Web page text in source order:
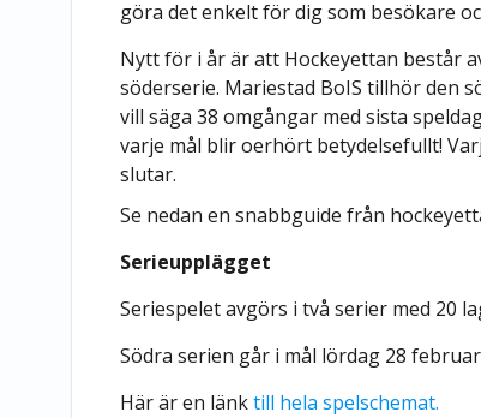
göra det enkelt för dig som besökare
Nytt för i år är att Hockeyettan består
söderserie. Mariestad BoIS tillhör den
vill säga 38 omgångar med sista
varje mål blir oerhört betydelsefullt!
slutar.
Se nedan en snabbguide från
Serieupplägget
Seriespelet avgörs i två serier med 20
Södra serien går i mål lördag 28
Här är en länktill hela spelschemat.